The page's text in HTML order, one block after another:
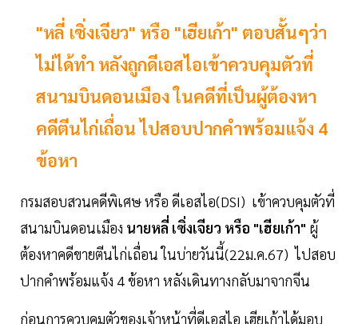
"หลี่ เซิ่งเจียว" หรือ "เฮียเก้า" ตอบสั้นๆว่า
ไม่ได้ทำ หลังถูกดีเอสไอเข้าควบคุมตัวที่
สนามบินดอนเมือง ในคดีที่เป็นผู้ต้องหา
คดีตีนไก่เถื่อน ไปสอบปากคำพร้อมแจ้ง 4
ข้อหา
กรมสอบสวนคดีพิเศษ หรือ ดีเอสไอ(DSI) เข้าควบคุมตัวที่
สนามบินดอนเมือง นายหลี่ เซิ่งเจียว หรือ "เฮียเก้า" ผู้
ต้องหาคดีขายตีนไก่เถื่อน ในบ่ายวันนี้(22ม.ค.67) ไปสอบ
ปากคำพร้อมแจ้ง 4 ข้อหา หลังเดินทางกลับมาจากจีน
ก่อนการควบคุมตัวของเจ้าหน้าที่ดีเอสไอ เฮียเก้าได้มอบ